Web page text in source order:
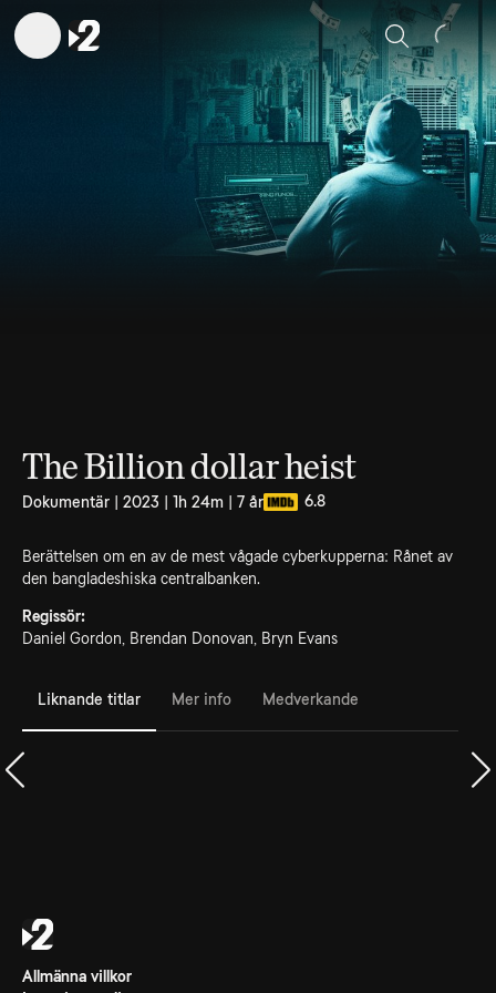
Sök
The Billion dollar heist
Dokumentär | 2023 | 1h 24m | 7 år 6.8
Berättelsen om en av de mest vågade cyberkupperna: Rånet av
den bangladeshiska centralbanken.
Regissör:
Daniel Gordon, Brendan Donovan, Bryn Evans
Liknande titlar Mer info Medverkande
Allmänna villkor